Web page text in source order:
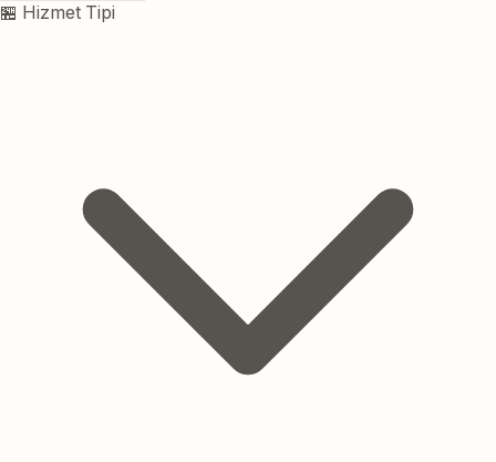
🏪 Hizmet Tipi